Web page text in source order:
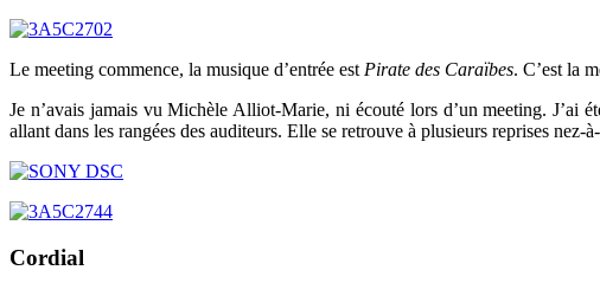
Le meeting commence, la musique d’entrée est Pirate des Caraïbes. C’est la
Je n’avais jamais vu Michèle Alliot-Marie, ni écouté lors d’un meeting. J’ai
allant dans les rangées des auditeurs. Elle se retrouve à plusieurs reprises
Cordial